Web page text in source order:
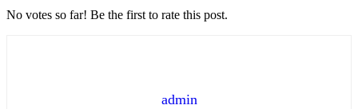
No votes so far! Be the first to rate this post.
admin